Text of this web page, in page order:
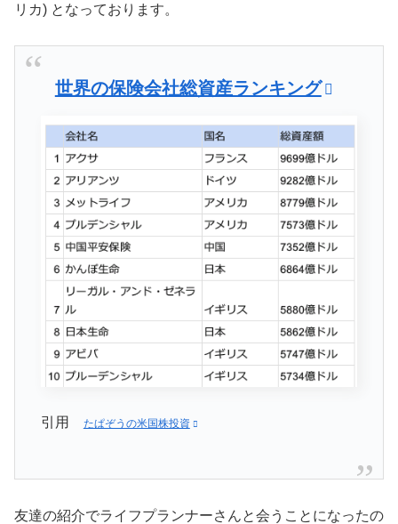
リカ) となっております。
世界の保険会社総資産ランキング
引用 たぱぞうの米国株投資
友達の紹介でライフプランナーさんと会うことになったの